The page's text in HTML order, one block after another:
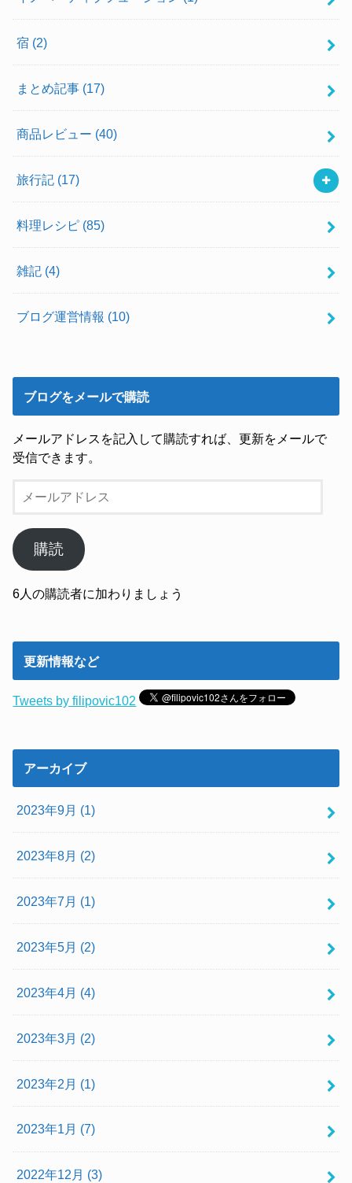
宿 (2)
まとめ記事 (17)
商品レビュー (40)
旅行記 (17)
料理レシピ (85)
雑記 (4)
ブログ運営情報 (10)
ブログをメールで購読
メールアドレスを記入して購読すれば、更新をメールで
受信できます。
ー
ア
ド
ス
購読
6人の購読者に加わりましょう
更新情報など
Tweets by filipovic102
アーカイブ
2023年9月 (1)
2023年8月 (2)
2023年7月 (1)
2023年5月 (2)
2023年4月 (4)
2023年3月 (2)
2023年2月 (1)
2023年1月 (7)
2022年12月 (3)